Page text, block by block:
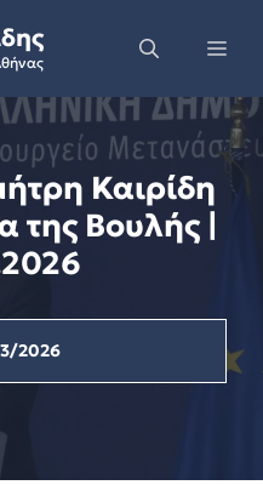
Καιρίδη
της Βουλής |
2026